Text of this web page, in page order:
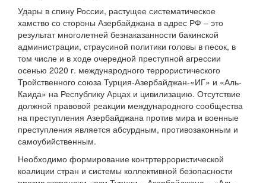
Удары в спину России, растущее систематическое
хамство со стороны Азербайджана в адрес РФ – это
результат многолетней безнаказанности бакинской
администрации, страусиной политики головы в песок, в
том числе и в ходе очередной преступной агрессии
осенью 2020 г. международного террористического
Тройственного союза Турция-Азербайджан-«ИГ» и «Аль-
Каида» на Республику Арцах и цивилизацию. Отсутствие
должной правовой реакции международного сообщества
на преступления Азербайджана против мира и военные
преступления является абсурдным, противозаконным и
самоубийственным.
Необходимо формирование контртеррористической
коалиции стран и системы коллективной безопасности